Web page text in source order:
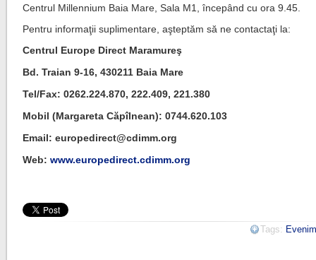
Centrul Millennium Baia Mare, Sala M1, începând cu ora 9.45.
Pentru informaţii suplimentare, aşteptăm să ne contactaţi la:
Centrul Europe Direct Maramureş
Bd. Traian 9-16, 430211 Baia Mare
Tel/Fax: 0262.224.870, 222.409, 221.380
Mobil (Margareta Căpîlnean): 0744.620.103
Email:europedirect@cdimm.org
Web:www.europedirect.cdimm.org
Tags: